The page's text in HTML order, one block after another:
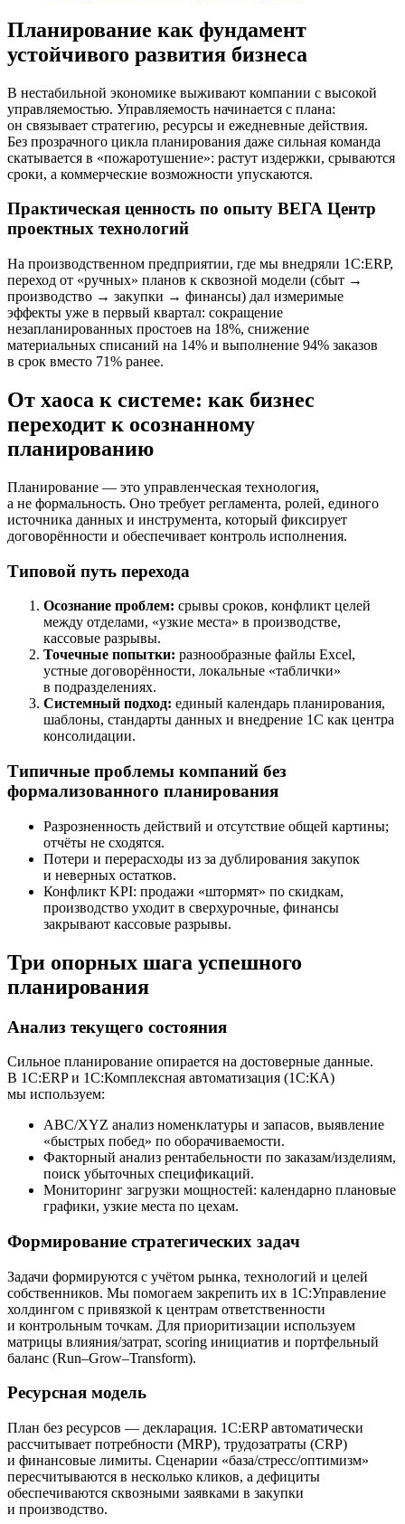
Планирование как фундамент
устойчивого развития бизнеса
В нестабильной экономике выживают компании с высокой
управляемостью. Управляемость начинается с плана:
он связывает стратегию, ресурсы и ежедневные действия.
Без прозрачного цикла планирования даже сильная команда
скатывается в «пожаротушение»: растут издержки, срываются
сроки, а коммерческие возможности упускаются.
Практическая ценность по опыту ВЕГА Центр
проектных технологий
На производственном предприятии, где мы внедряли 1С:ERP,
переход от «ручных» планов к сквозной модели (сбыт →
производство → закупки → финансы) дал измеримые
эффекты уже в первый квартал: сокращение
незапланированных простоев на 18%, снижение
материальных списаний на 14% и выполнение 94% заказов
в срок вместо 71% ранее.
От хаоса к системе: как бизнес
переходит к осознанному
планированию
Планирование — это управленческая технология,
а не формальность. Оно требует регламента, ролей, единого
источника данных и инструмента, который фиксирует
договорённости и обеспечивает контроль исполнения.
Типовой путь перехода
Осознание проблем: срывы сроков, конфликт целей
между отделами, «узкие места» в производстве,
кассовые разрывы.
Точечные попытки: разнообразные файлы Excel,
устные договорённости, локальные «таблички»
в подразделениях.
Системный подход: единый календарь планирования,
шаблоны, стандарты данных и внедрение 1С как центра
консолидации.
Типичные проблемы компаний без
формализованного планирования
Разрозненность действий и отсутствие общей картины;
отчёты не сходятся.
Потери и перерасходы из за дублирования закупок
и неверных остатков.
Конфликт KPI: продажи «штормят» по скидкам,
производство уходит в сверхурочные, финансы
закрывают кассовые разрывы.
Три опорных шага успешного
планирования
Анализ текущего состояния
Сильное планирование опирается на достоверные данные.
В 1С:ERP и 1С:Комплексная автоматизация (1С:КА)
мы используем:
ABC/XYZ анализ номенклатуры и запасов, выявление
«быстрых побед» по оборачиваемости.
Факторный анализ рентабельности по заказам/изделиям,
поиск убыточных спецификаций.
Мониторинг загрузки мощностей: календарно плановые
графики, узкие места по цехам.
Формирование стратегических задач
Задачи формируются с учётом рынка, технологий и целей
собственников. Мы помогаем закрепить их в 1С:Управление
холдингом с привязкой к центрам ответственности
и контрольным точкам. Для приоритизации используем
матрицы влияния/затрат, scoring инициатив и портфельный
баланс (Run–Grow–Transform).
Ресурсная модель
План без ресурсов — декларация. 1С:ERP автоматически
рассчитывает потребности (MRP), трудозатраты (CRP)
и финансовые лимиты. Сценарии «база/стресс/оптимизм»
пересчитываются в несколько кликов, а дефициты
обеспечиваются сквозными заявками в закупки
и производство.